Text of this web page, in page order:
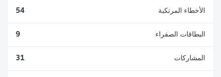
الأخطاء المرتكبة 54
البطاقات الصفراء 9
المشاركات 31